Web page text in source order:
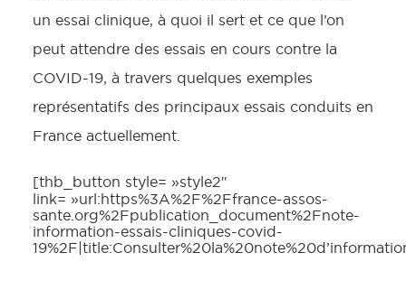
un essai clinique, à quoi il sert et ce que l’on
peut attendre des essais en cours contre la
COVID-19, à travers quelques exemples
représentatifs des principaux essais conduits en
France actuellement.
[thb_button style= »style2″
link= »url:https%3A%2F%2Ffrance-assos-
sante.org%2Fpublication_document%2Fnote-
information-essais-cliniques-covid-